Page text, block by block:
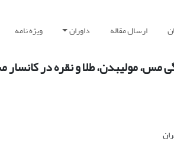
ارسال مقاله داوران ویژه نامه
مس، مولیبدن، طلا و نقره در